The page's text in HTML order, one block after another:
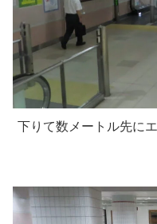
下りて数メートル先に